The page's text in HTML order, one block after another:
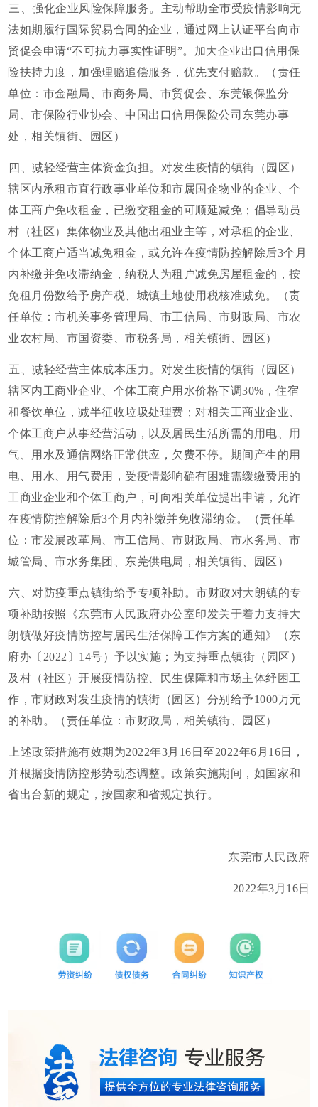
三、强化企业风险保障服务。主动帮助全市受疫情影响无
法如期履行国际贸易合同的企业，通过网上认证平台向市
贸促会申请“不可抗力事实性证明”。加大企业出口信用保
险扶持力度，加强理赔追偿服务，优先支付赔款。（责任
单位：市金融局、市商务局、市贸促会、东莞银保监分
局、市保险行业协会、中国出口信用保险公司东莞办事
处，相关镇街、园区）
四、减轻经营主体资金负担。对发生疫情的镇街（园区）
辖区内承租市直行政事业单位和市属国企物业的企业、个
体工商户免收租金，已缴交租金的可顺延减免；倡导动员
村（社区）集体物业及其他出租业主等，对承租的企业、
个体工商户适当减免租金，或允许在疫情防控解除后3个月
内补缴并免收滞纳金，纳税人为租户减免房屋租金的，按
免租月份数给予房产税、城镇土地使用税核准减免。（责
任单位：市机关事务管理局、市工信局、市财政局、市农
业农村局、市国资委、市税务局，相关镇街、园区）
五、减轻经营主体成本压力。对发生疫情的镇街（园区）
辖区内工商业企业、个体工商户用水价格下调30%，住宿
和餐饮单位，减半征收垃圾处理费；对相关工商业企业、
个体工商户从事经营活动，以及居民生活所需的用电、用
气、用水及通信网络正常供应，欠费不停。期间产生的用
电、用水、用气费用，受疫情影响确有困难需缓缴费用的
工商业企业和个体工商户，可向相关单位提出申请，允许
在疫情防控解除后3个月内补缴并免收滞纳金。（责任单
位：市发展改革局、市工信局、市财政局、市水务局、市
城管局、市水务集团、东莞供电局，相关镇街、园区）
六、对防疫重点镇街给予专项补助。市财政对大朗镇的专
项补助按照《东莞市人民政府办公室印发关于着力支持大
朗镇做好疫情防控与居民生活保障工作方案的通知》（东
府办〔2022〕14号）予以实施；为支持重点镇街（园区）
及村（社区）开展疫情防控、民生保障和市场主体纾困工
作，市财政对发生疫情的镇街（园区）分别给予1000万元
的补助。（责任单位：市财政局，相关镇街、园区）
上述政策措施有效期为2022年3月16日至2022年6月16日，
并根据疫情防控形势动态调整。政策实施期间，如国家和
省出台新的规定，按国家和省规定执行。
东莞市人民政府
2022年3月16日